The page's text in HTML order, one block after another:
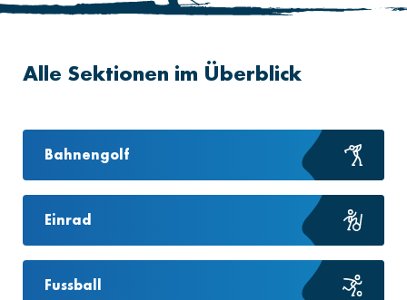
Alle Sektionen im Überblick
Bahnengolf
Einrad
Fussball